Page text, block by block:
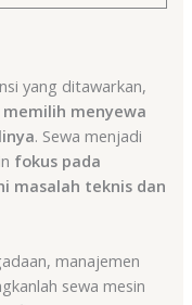
yang ditawarkan,
menyewa
. Sewa menjadi
fokus pada
masalah teknis dan
manajemen
sewa mesin